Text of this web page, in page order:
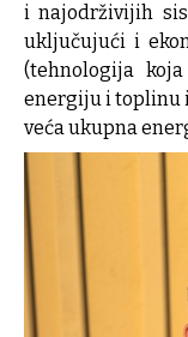
i najodrživijih
uključujući i
(tehnologija
energiju i toplinu
veća ukupna